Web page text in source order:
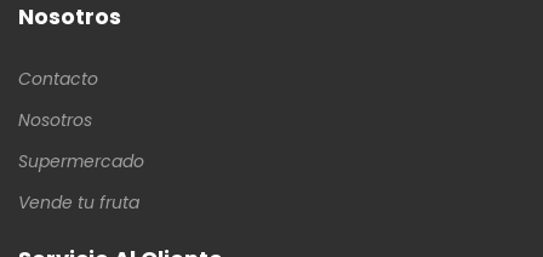
Nosotros
Contacto
Nosotros
Supermercado
Vende tu fruta